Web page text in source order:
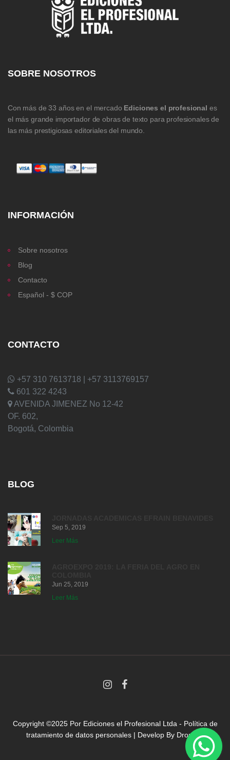
SOBRE NOSOTROS
Con más de 33 años en el mercado Ediciones el profesional es
el más grande importador de obras de texto para profesionales de
las más prestigiosas editoriales del mundo.
INFORMACIÓN
Sobre nosotros
Blog
Contacto
Español - $ COP
CONTACTO
+57 310 7613718 | +57 3113769157
601 322 4243
AVENIDA JIMENEZ No 12-42
OF. 602,
Bogotá, Colombia
BLOG
Sep 5, 2019
Leer Más
Jun 25, 2019
Leer Más
Copyright ©2025 Por Ediciones el Profesional Ltda - Política de
tratamiento de datos personales | Develop By Droni.co